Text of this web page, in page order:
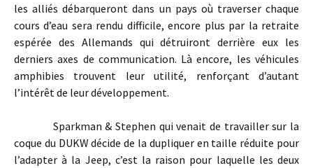
les alliés débarqueront dans un pays où traverser chaque
cours d’eau sera rendu difficile, encore plus par la retraite
espérée des Allemands qui détruiront derrière eux les
derniers axes de communication. Là encore, les véhicules
amphibies trouvent leur utilité, renforçant d’autant
l’intérêt de leur développement.
Sparkman & Stephen qui venait de travailler sur la
coque du DUKW décide de la dupliquer en taille réduite pour
l’adapter à la Jeep, c’est la raison pour laquelle les deux